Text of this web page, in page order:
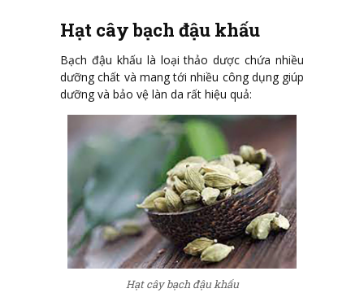
Hạt cây bạch đậu khấu
Bạch đậu khấu là loại thảo dược chứa nhiều
dưỡng chất và mang tới nhiều công dụng giúp
dưỡng và bảo vệ làn da rất hiệu quả:
Hạt cây bạch đậu khấu